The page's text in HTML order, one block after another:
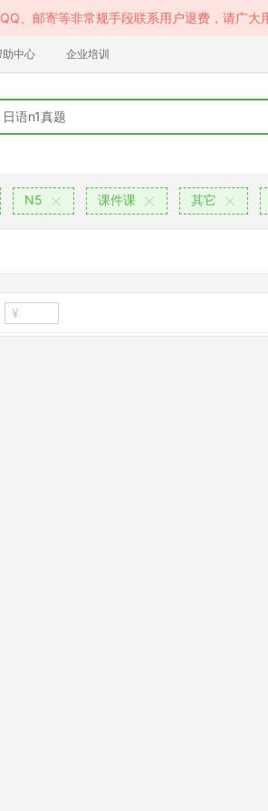
、邮寄等非常规手段联系用户退费，请广
助中心 企业培训
N5 课件课 其它